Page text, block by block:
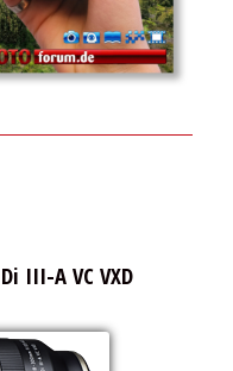
III-A VC VXD